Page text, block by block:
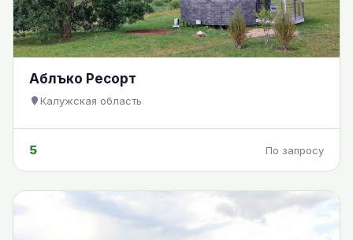
Аблъко Ресорт
Калужская область
5 По запросу